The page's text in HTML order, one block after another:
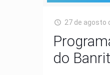
27 de agosto
do